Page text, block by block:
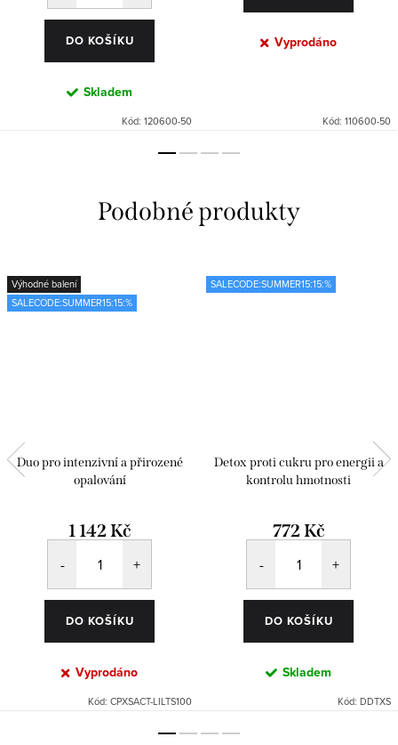
DO KOŠÍKU
Skladem
Kód: 120600-50
Vyprodáno
Kód: 110600-50
Výhodné balení
SALECODE:SUMMER15:15:%
Duo pro intenzivní a přirozené
opalování
1 142 Kč
DO KOŠÍKU
Vyprodáno
Kód: CPXSACT-LILTS100
SALECODE:SUMMER15:15:%
Detox proti cukru pro energii a
kontrolu hmotnosti
772 Kč
DO KOŠÍKU
Skladem
Kód: DDTXS